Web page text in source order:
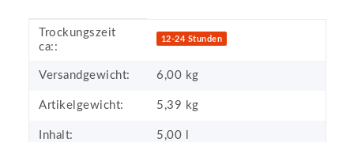
Produkteigenschaft
Wert
Trockungszeit
ca::
12-24 Stunden
Versandgewicht: 6,00 kg
Artikelgewicht: 5,39 kg
Inhalt: 5,00 l